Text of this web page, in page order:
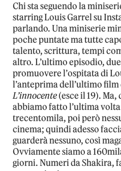
Chi sta seguendo la
starring Louis Garrel su
parlando. Una miniserie
poche puntate ma tutte
talento, scrittura, tempi
altro. L’ultimo episodio,
promuovere l’ospitata di
l’anteprima dell’ultimo
L’innocente(esce il 19). Ma,
abbiamo fatto l’ultima
trecentomila, poi però
cinema; quindi adesso
guarderà nessuno, così
Ovviamente siamo a
giorni. Numeri da Shakira,